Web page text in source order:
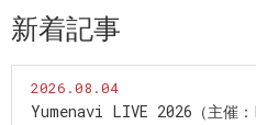
新着記事
2026.08.04
Yumenavi LIVE 2026（主催：